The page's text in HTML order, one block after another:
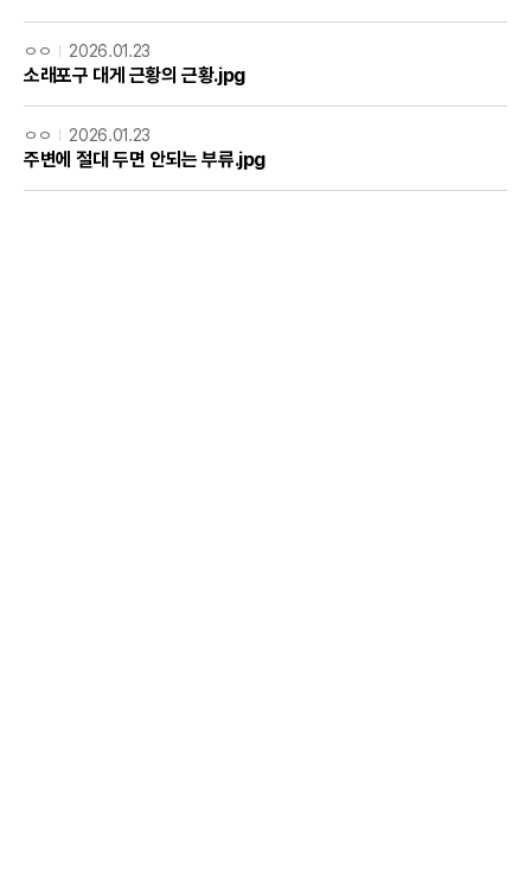
ㅇㅇ 2026.01.23
소래포구 대게 근황의 근황.jpg
ㅇㅇ 2026.01.23
주변에 절대 두면 안되는 부류.jpg